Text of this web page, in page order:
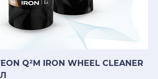
Q²M IRON WHEEL CLEANER